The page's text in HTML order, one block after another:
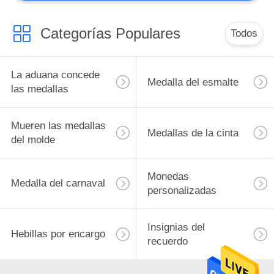
Categorías Populares Todos
La aduana concede
las medallas
Medalla del esmalte
Mueren las medallas
del molde
Medallas de la cinta
Medalla del carnaval
Monedas
personalizadas
Hebillas por encargo
Insignias del
recuerdo